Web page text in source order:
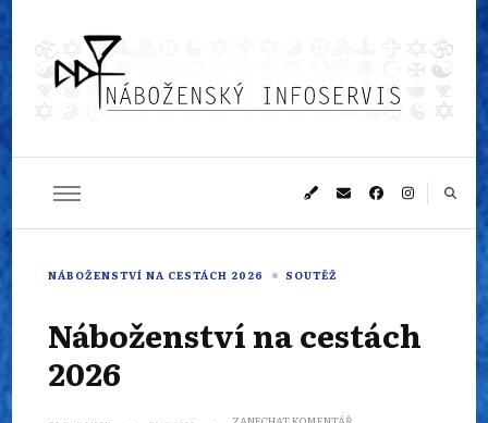
Náboženský
infoservis
NÁBOŽENSTVÍ NA CESTÁCH 2026 SOUTĚŽ
Náboženství na cestách
2026